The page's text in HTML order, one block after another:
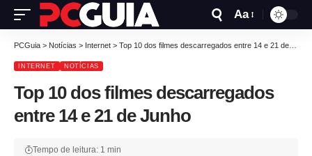
Aa
PCGuia > Notícias > Internet > Top 10 dos filmes descarregados entre 14 e 21 de Junho
INTERNET NOTÍCIAS
Top 10 dos filmes descarregados
entre 14 e 21 de Junho
Tempo de leitura: 1 min